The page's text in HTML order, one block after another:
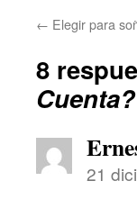
← Elegir para
8
Cuenta?
21